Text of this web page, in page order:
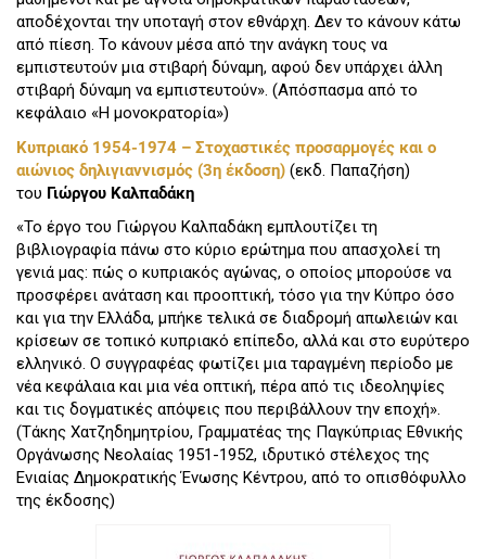
αποδέχονται την υποταγή στον εθνάρχη. Δεν το κάνουν κάτω
από πίεση. Το κάνουν μέσα από την ανάγκη τους να
εμπιστευτούν μια στιβαρή δύναμη, αφού δεν υπάρχει άλλη
στιβαρή δύναμη να εμπιστευτούν». (Απόσπασμα από το
κεφάλαιο «Η μονοκρατορία»)
Κυπριακό 1954-1974 – Στοχαστικές προσαρμογές και ο
αιώνιος δηλιγιαννισμός (3η έκδοση) (εκδ. Παπαζήση)
του Γιώργου Καλπαδάκη
«Το έργο του Γιώργου Καλπαδάκη εμπλουτίζει τη
βιβλιογραφία πάνω στο κύριο ερώτημα που απασχολεί τη
γενιά μας: πώς ο κυπριακός αγώνας, ο οποίος μπορούσε να
προσφέρει ανάταση και προοπτική, τόσο για την Κύπρο όσο
και για την Ελλάδα, μπήκε τελικά σε διαδρομή απωλειών και
κρίσεων σε τοπικό κυπριακό επίπεδο, αλλά και στο ευρύτερο
ελληνικό. Ο συγγραφέας φωτίζει μια ταραγμένη περίοδο με
νέα κεφάλαια και μια νέα οπτική, πέρα από τις ιδεοληψίες
και τις δογματικές απόψεις που περιβάλλουν την εποχή».
(Τάκης Χατζηδημητρίου, Γραμματέας της Παγκύπριας Εθνικής
Οργάνωσης Νεολαίας 1951-1952, ιδρυτικό στέλεχος της
Ενιαίας Δημοκρατικής Ένωσης Κέντρου, από το οπισθόφυλλο
της έκδοσης)